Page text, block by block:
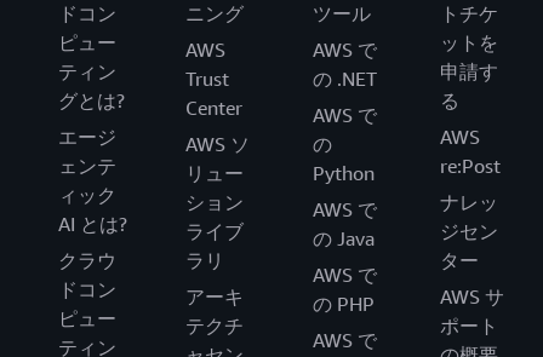
ドコン
ピュー
ティン
グとは?
エージ
ェンテ
ィック
AI とは?
クラウ
ドコン
ピュー
ティン
ニング
AWS
Trust
Center
AWS ソ
リュー
ション
ライブ
ラリ
アーキ
テクチ
ツール
AWS で
の .NET
AWS で
の
Python
AWS で
の Java
AWS で
の PHP
AWS で
トチケ
ットを
申請す
る
AWS
re:Post
ナレッ
ジセン
ター
AWS サ
ポート